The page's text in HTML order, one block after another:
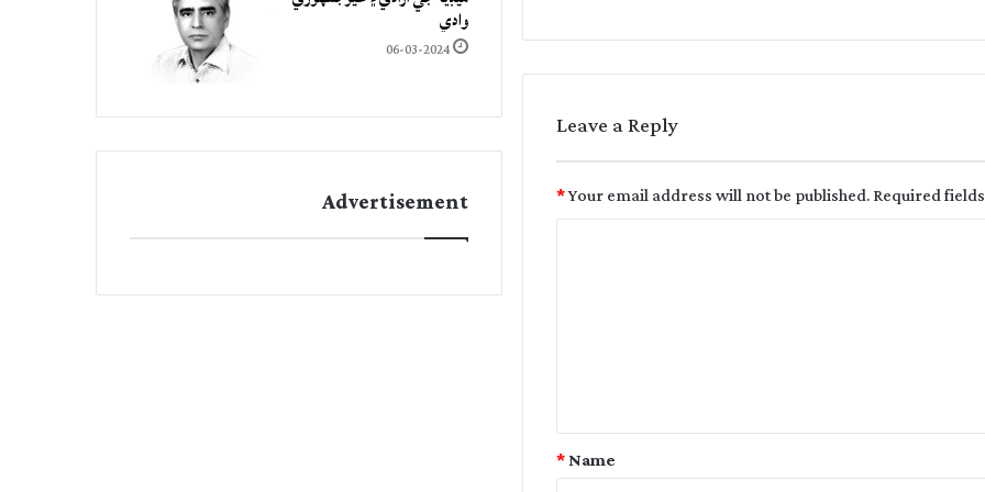
Leave a Reply
Your email address will not be published.Required
*
Name
*
وادي
06-03-2024
Advertisement